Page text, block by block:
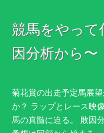
競馬をやって
因分析から〜
菊花賞の出走予定馬展
か？ ラップとレース映
馬の真髄に迫る。 敗因